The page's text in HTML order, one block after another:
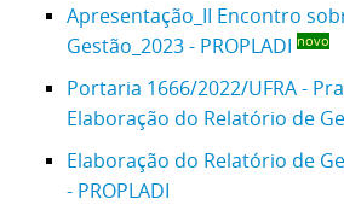
Apresentação_II Encontro
Gestão_2023 - PROPLADI novo
Portaria 1666/2022/UFRA -
Elaboração do Relatório de
Elaboração do Relatório de
- PROPLADI